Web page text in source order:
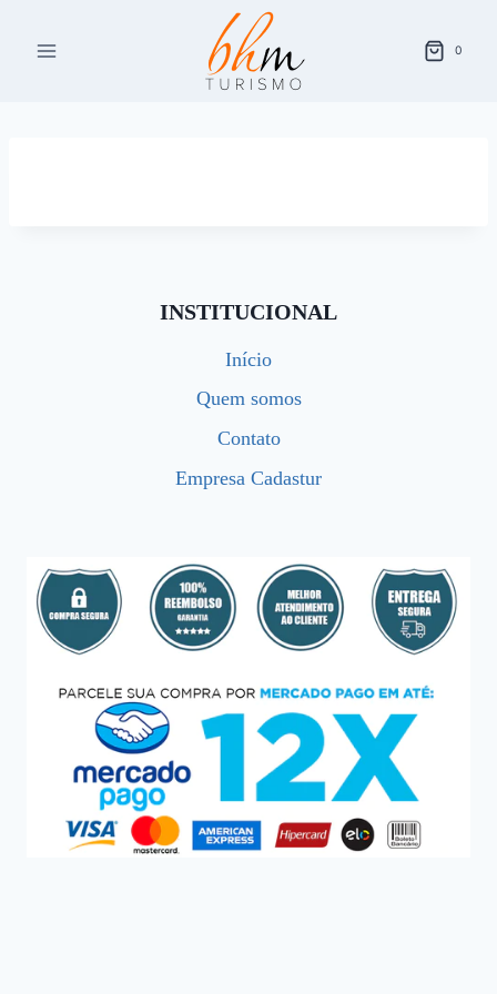
para
0
INSTITUCIONAL
Início
Quem somos
Contato
Empresa Cadastur